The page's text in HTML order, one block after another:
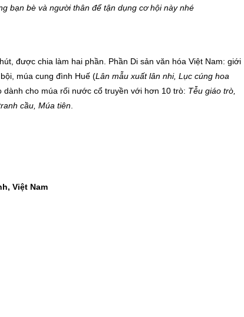
bạn bè và người thân để tận dụng cơ hội này nhé
được chia làm hai phần. Phần Di sản văn hóa Việt Nam: giới
múa cung đình Huế (Lân mẫu xuất lân nhi, Lục cúng hoa
cho múa rối nước cổ truyền với hơn 10 trò: Tễu giáo trò,
cầu, Múa tiên.
Việt Nam